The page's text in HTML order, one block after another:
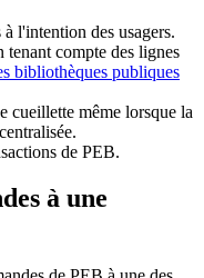
l'intention des usagers.
tenant compte des lignes
bibliothèques publiques
cueillette même lorsque la
de PEB.
à une